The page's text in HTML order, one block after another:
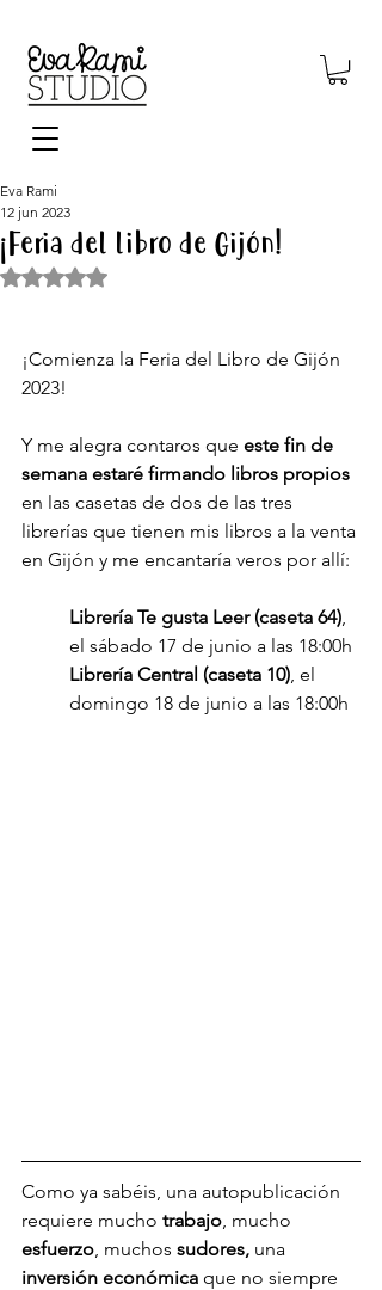
¡Feria del libro de Gijón!
Eva Rami
12 jun 2023
Obtuvo NaN de 5 estrellas.
¡Comienza la Feria del Libro de Gijón
2023!
Y me alegra contaros que este fin de
semana estaré firmando libros propios
en las casetas de dos de las tres
librerías que tienen mis libros a la venta
en Gijón y me encantaría veros por allí:
Librería Te gusta Leer (caseta 64),
el sábado 17 de junio a las 18:00h
Librería Central (caseta 10), el
domingo 18 de junio a las 18:00h
Como ya sabéis, una autopublicación
requiere mucho trabajo, mucho
esfuerzo, muchos sudores, una
inversión económica que no siempre